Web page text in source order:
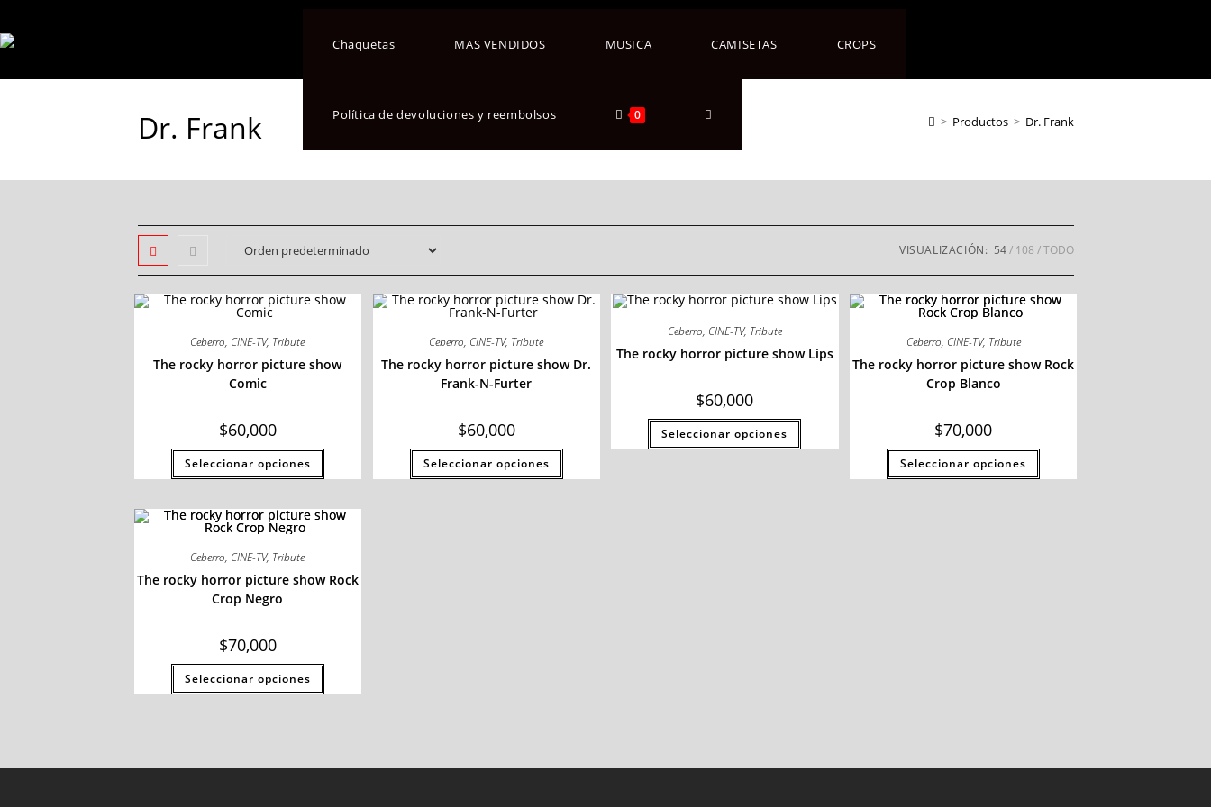
Chaquetas MAS VENDIDOS MUSICA CAMISETAS CROPS
Política de devoluciones y reembolsos 0
Dr. Frank > Productos > Dr. Frank
VISUALIZACIÓN: 54 108 TODO
Ceberro, CINE-TV, Tribute
The rocky horror picture show
Comic
$60,000
Seleccionar opciones
Ceberro, CINE-TV, Tribute
The rocky horror picture show Dr.
Frank-N-Furter
$60,000
Seleccionar opciones
Ceberro, CINE-TV, Tribute
The rocky horror picture show Lips
$60,000
Seleccionar opciones
Ceberro, CINE-TV, Tribute
The rocky horror picture show Rock
Crop Blanco
$70,000
Seleccionar opciones
Ceberro, CINE-TV, Tribute
The rocky horror picture show Rock
Crop Negro
$70,000
Seleccionar opciones